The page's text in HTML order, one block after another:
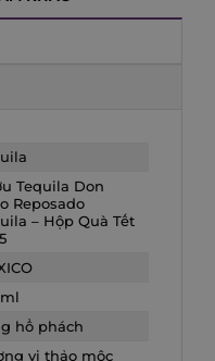
Tequila Don
Reposado
– Hộp Quà Tết
hổ phách
vị thảo mộc